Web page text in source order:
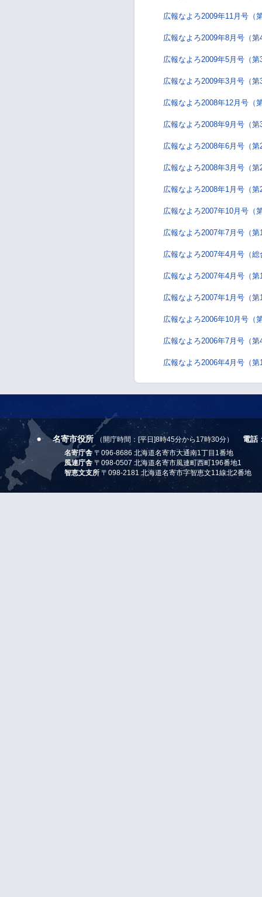
広報なよろ2009年11月号（
広報なよろ2009年8月号（第
広報なよろ2009年5月号（第
広報なよろ2009年3月号（第
広報なよろ2008年12月号（
広報なよろ2008年9月号（第
広報なよろ2008年6月号（第
広報なよろ2008年3月号（第
広報なよろ2008年1月号（第
広報なよろ2007年10月号（
広報なよろ2007年7月号（第
広報なよろ2007年4月号（
広報なよろ2007年4月号（第
広報なよろ2007年1月号（第
広報なよろ2006年10月号（
広報なよろ2006年7月号（第
広報なよろ2006年4月号（第
名寄市役所 （開庁時間：[平日]8時45分から17時30分） 電話
名寄庁舎 〒096-8686 北海道名寄市大通南1丁目1番地
風連庁舎 〒098-0507 北海道名寄市風連町西町196番地1
智恵文支所 〒098-2181 北海道名寄市字智恵文11線北2番地